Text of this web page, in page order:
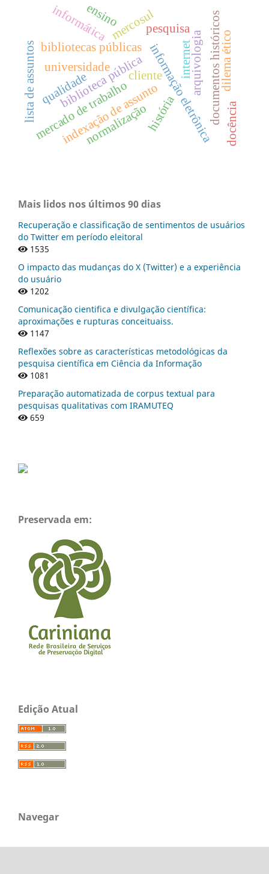
bibliotecas públicas informação eletrônica
cliente
mercosul
internet
biblioteca pública
indexação de assunto documentos históricos
história
informática
arquivologia
mercado de trabalho
normalização
universidade dilema ético
pesquisa
ensino
docência
lista de assuntos qualidade
Mais lidos nos últimos 90 dias
Recuperação e classificação de sentimentos de usuários
do Twitter em período eleitoral
1535
O impacto das mudanças do X (Twitter) e a experiência
do usuário
1202
Comunicação cientifica e divulgação científica:
aproximações e rupturas conceituaiss.
1147
Reflexões sobre as características metodológicas da
pesquisa científica em Ciência da Informação
1081
Preparação automatizada de corpus textual para
pesquisas qualitativas com IRAMUTEQ
659
Preservada em:
Edição Atual
Navegar